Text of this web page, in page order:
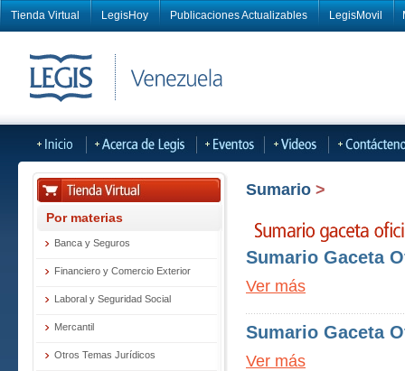
Tienda Virtual LegisHoy Publicaciones Actualizables LegisMovil
Por materias
Banca y Seguros
Financiero y Comercio Exterior
Laboral y Seguridad Social
Mercantil
Otros Temas Jurídicos
Sumario >
Sumario Gaceta
Ver más
Sumario Gaceta
Ver más